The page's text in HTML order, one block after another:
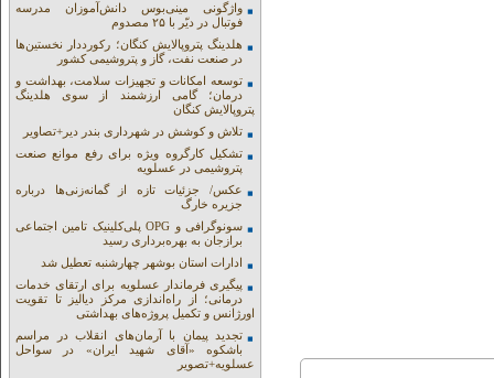
واژگونی مینی‌بوس دانش‌آموزان مدرسه
فوتبال در دیّر با ۲۵ مصدوم
هلدینگ پتروپالایش کنگان؛ رکورددار نخستین‌ها
در صنعت نفت، گاز و پتروشیمی کشور
توسعه امکانات و تجهیزات سلامت، بهداشت و
درمان؛ گامی ارزشمند از سوی هلدینگ
پتروپالایش کنگان
تلاش و کوشش در شهرداری بندر دیر+تصاویر
تشکیل کارگروه ویژه برای رفع موانع صنعت
پتروشیمی در عسلویه
عکس/ جزئیات تازه از گمانه‌زنی‌ها درباره
جزیره خارگ
سونوگرافی و OPG پلی‌کلینیک تامین اجتماعی
برازجان به بهره‌برداری رسید
ادارات استان بوشهر چهارشنبه تعطیل شد
پیگیری فرماندار عسلویه برای ارتقای خدمات
درمانی؛ از راه‌اندازی مرکز دیالیز تا تقویت
اورژانس و تکمیل پروژه‌های بهداشتی
تجدید پیمان با آرمان‌های انقلاب در مراسم
باشکوه «آقای شهید ایران» در سواحل
عسلویه+تصویر